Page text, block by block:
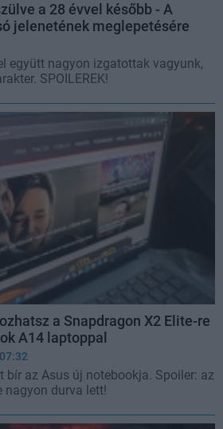
a 28 évvel később - A
jelenetének meglepetésére
együtt nagyon izgatottak vagyunk,
SPOILEREK!
a Snapdragon X2 Elite-re
A14 laptoppal
bír az Asus új notebookja. Spoiler: az
nagyon durva lett!